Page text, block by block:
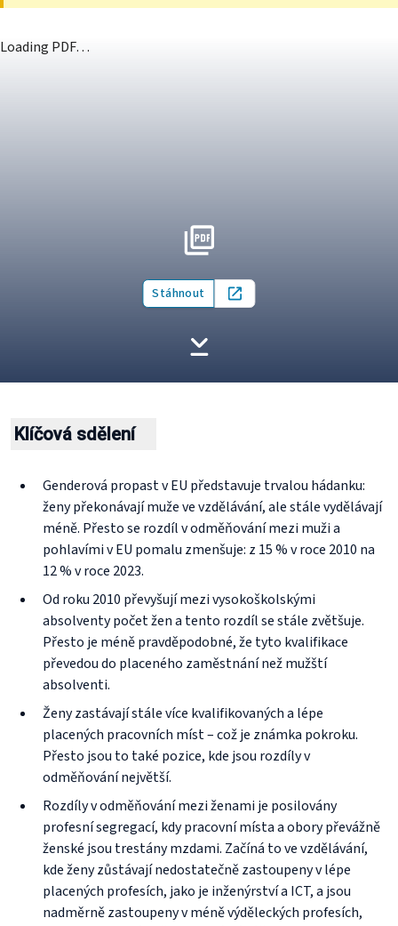
Loading PDF…
Stáhnout Open in new tab
Klíčová sdělení
Genderová propast v EU představuje trvalou hádanku:
ženy překonávají muže ve vzdělávání, ale stále vydělávají
méně. Přesto se rozdíl v odměňování mezi muži a
pohlavími v EU pomalu zmenšuje: z 15 % v roce 2010 na
12 % v roce 2023.
Od roku 2010 převyšují mezi vysokoškolskými
absolventy počet žen a tento rozdíl se stále zvětšuje.
Přesto je méně pravděpodobné, že tyto kvalifikace
převedou do placeného zaměstnání než mužští
absolventi.
Ženy zastávají stále více kvalifikovaných a lépe
placených pracovních míst – což je známka pokroku.
Přesto jsou to také pozice, kde jsou rozdíly v
odměňování největší.
Rozdíly v odměňování mezi ženami je posilovány
profesní segregací, kdy pracovní místa a obory převážně
ženské jsou trestány mzdami. Začíná to ve vzdělávání,
kde ženy zůstávají nedostatečně zastoupeny v lépe
placených profesích, jako je inženýrství a ICT, a jsou
nadměrně zastoupeny v méně výděleckých profesích,